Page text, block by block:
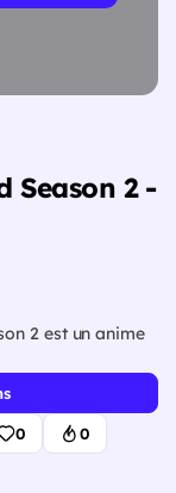
Season 2 -
2 est un anime
0 0